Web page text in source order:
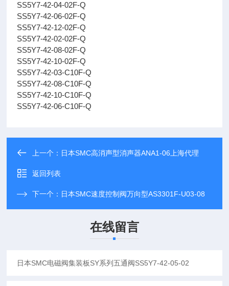
SS5Y7-42-04-02F-Q
SS5Y7-42-06-02F-Q
SS5Y7-42-12-02F-Q
SS5Y7-42-02-02F-Q
SS5Y7-42-08-02F-Q
SS5Y7-42-10-02F-Q
SS5Y7-42-03-C10F-Q
SS5Y7-42-08-C10F-Q
SS5Y7-42-10-C10F-Q
SS5Y7-42-06-C10F-Q
上一个： 日本SMC高消声型消声器ANA1-06上海代理
返回列表
下一个： 日本SMC速度控制阀万向型AS3301F-U03-08
在线留言